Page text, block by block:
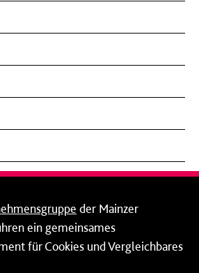
der Mainzer
ein gemeinsames
für Cookies und Vergleichbares